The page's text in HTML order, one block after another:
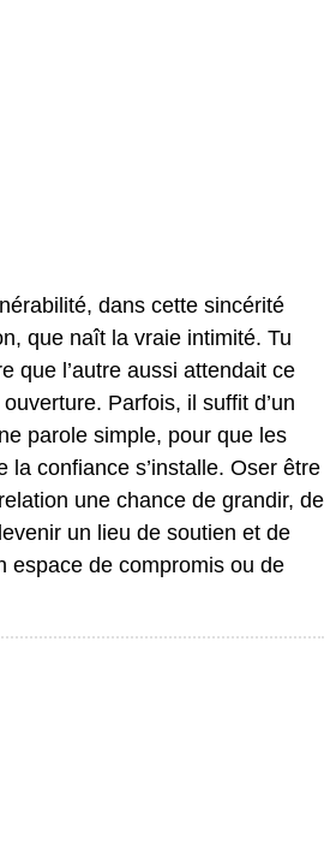
dans cette sincérité
que naît la vraie intimité. Tu
que l’autre aussi attendait ce
Parfois, il suffit d’un
parole simple, pour que les
la confiance s’installe. Oser être
une chance de grandir, de
un lieu de soutien et de
espace de compromis ou de